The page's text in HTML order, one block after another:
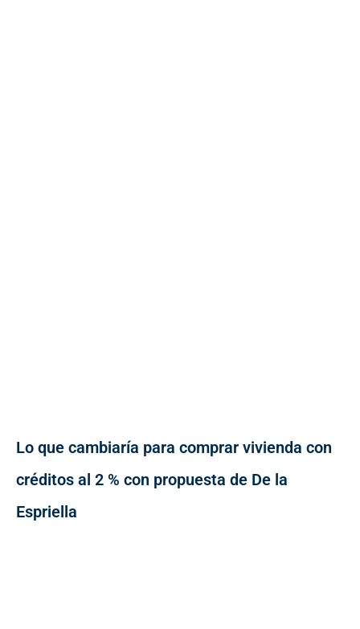
Lo que cambiaría para comprar vivienda con
créditos al 2 % con propuesta de De la
Espriella